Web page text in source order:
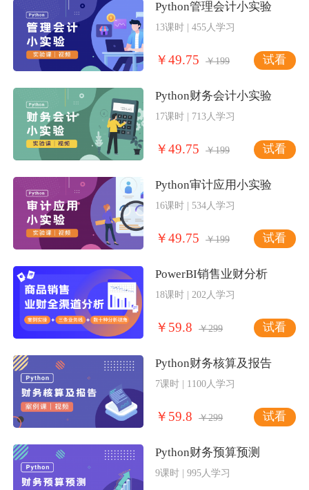
Python管理会计小实验
13课时 | 455人学习
￥49.75 ￥199 试看
Python财务会计小实验
17课时 | 713人学习
￥49.75 ￥199 试看
Python审计应用小实验
16课时 | 534人学习
￥49.75 ￥199 试看
PowerBI销售业财分析
18课时 | 202人学习
￥59.8 ￥299 试看
Python财务核算及报告
7课时 | 1100人学习
￥59.8 ￥299 试看
Python财务预算预测
9课时 | 995人学习